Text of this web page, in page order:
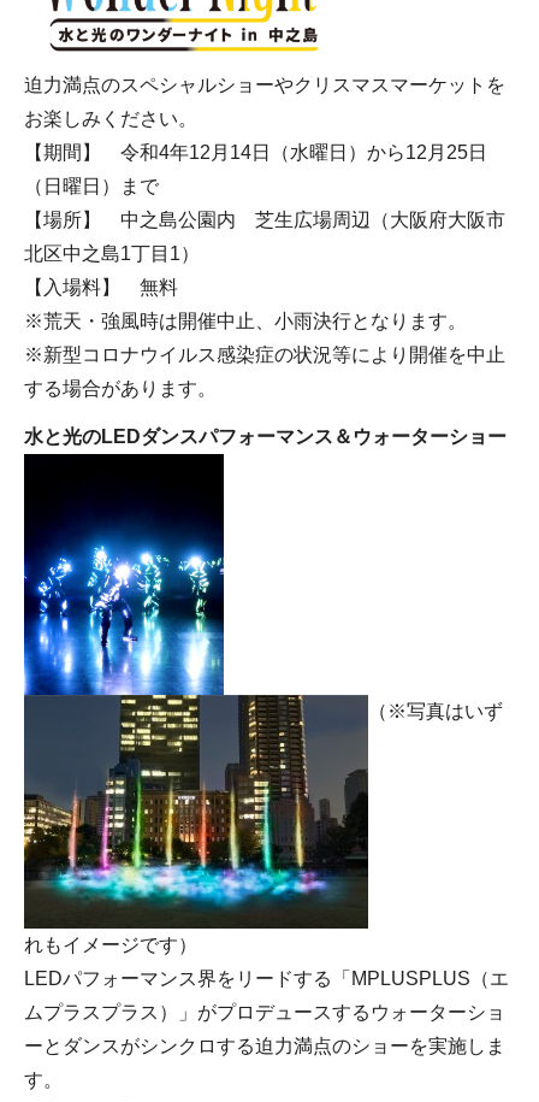
迫力満点のスペシャルショーやクリスマスマーケットを
お楽しみください。
【期間】 令和4年12月14日（水曜日）から12月25日
（日曜日）まで
【場所】 中之島公園内 芝生広場周辺（大阪府大阪市
北区中之島1丁目1）
【入場料】 無料
※荒天・強風時は開催中止、小雨決行となります。
※新型コロナウイルス感染症の状況等により開催を中止
する場合があります。
水と光のLEDダンスパフォーマンス＆ウォーターショー
（※写真はいず
れもイメージです）
LEDパフォーマンス界をリードする「MPLUSPLUS（エ
ムプラスプラス）」がプロデュースするウォーターショ
ーとダンスがシンクロする迫力満点のショーを実施しま
す。